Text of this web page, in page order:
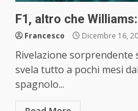
F1, altro che
Francesco Dicembre 16,
Rivelazione sorprendente
svela tutto a pochi mesi
spagnolo...